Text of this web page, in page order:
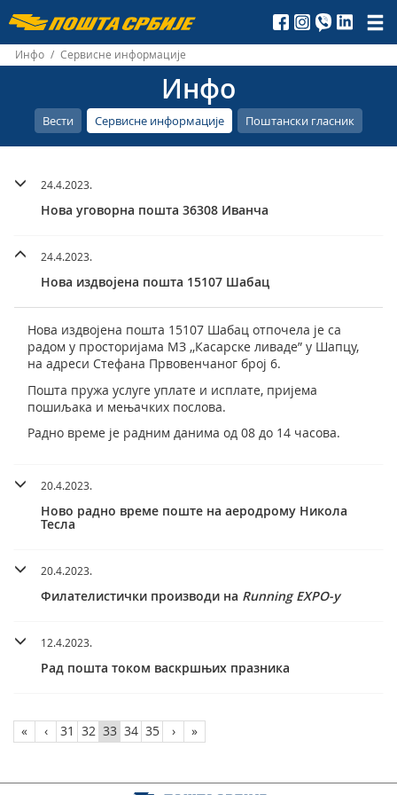
Пошта
Србије
д.о.о.
Инфо / Сервисне информације
Инфо
Вести Сервисне информације Поштански гласник
24.4.2023.
Нова уговорна пошта 36308 Иванча
24.4.2023.
Нова издвојена пошта 15107 Шабац
Нова издвојена пошта 15107 Шабац отпочела је са
радом у просторијама МЗ ,,Касарске ливаде” у Шапцу,
на адреси Стефана Првовенчаног број 6.
Пошта пружа услуге уплате и исплате, пријема
пошиљака и мењачких послова.
Радно време је радним данима од 08 до 14 часова.
20.4.2023.
Ново радно време поште на аеродрому Никола
Тесла
20.4.2023.
Филателистички производи на Running EXPO-у
12.4.2023.
Рад пошта током васкршњих празника
« ‹ 31 32 33 34 35 › »